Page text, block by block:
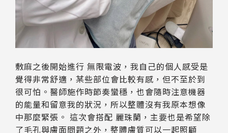
敷麻之後開始進行 無限電波，我自己的個人感受是
覺得非常舒適，某些部位會比較有感，但不至於到
很可怕。醫師施作時節奏蠻穩，也會隨時注意機器
的能量和留意我的狀況，所以整體沒有我原本想像
中那麼緊張。 這次會搭配 麗珠蘭，主要也是希望除
了毛孔與膚面問題之外，整體膚質可以一起照顧